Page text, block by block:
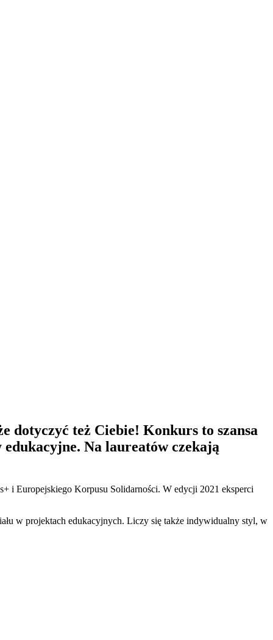
dotyczyć też Ciebie! Konkurs to szansa
Na laureatów czekają
i Europejskiego Korpusu Solidarności. W edycji 2021 eksperci
w projektach edukacyjnych. Liczy się także indywidualny styl, w